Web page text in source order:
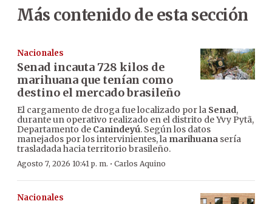
Más contenido de esta sección
Nacionales
Senad incauta 728 kilos de
marihuana que tenían como
destino el mercado brasileño
El cargamento de droga fue localizado por la Senad,
durante un operativo realizado en el distrito de Yvy Pytã,
Departamento de Canindeyú. Según los datos
manejados por los intervinientes, la marihuana sería
trasladada hacia territorio brasileño.
Agosto 7, 2026 10:41 p. m. · Carlos Aquino
Nacionales